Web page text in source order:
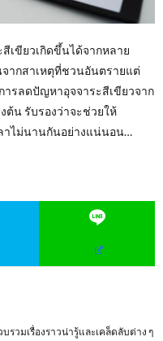
เขียวเกิดขึ้นได้จากหลาย
จากสาเหตุที่ชวนอันตรายแต่
รลดปัญหาอุจจาระสีเขียวจาก
ต้น รับรองว่าจะช่วยให้
าไม่นานกันอย่างแน่นอน…
รวมเรื่องราวน่ารู้และเคล็ดลับต่าง ๆ